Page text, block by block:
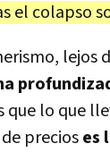
el colapso
lejos
que lo que
precioses